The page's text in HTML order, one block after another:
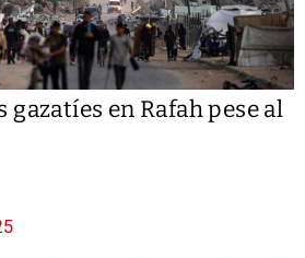
gazatíes en Rafah pese al